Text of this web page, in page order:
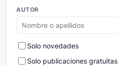
AUTOR
Solo novedades
Solo publicaciones gratuitas